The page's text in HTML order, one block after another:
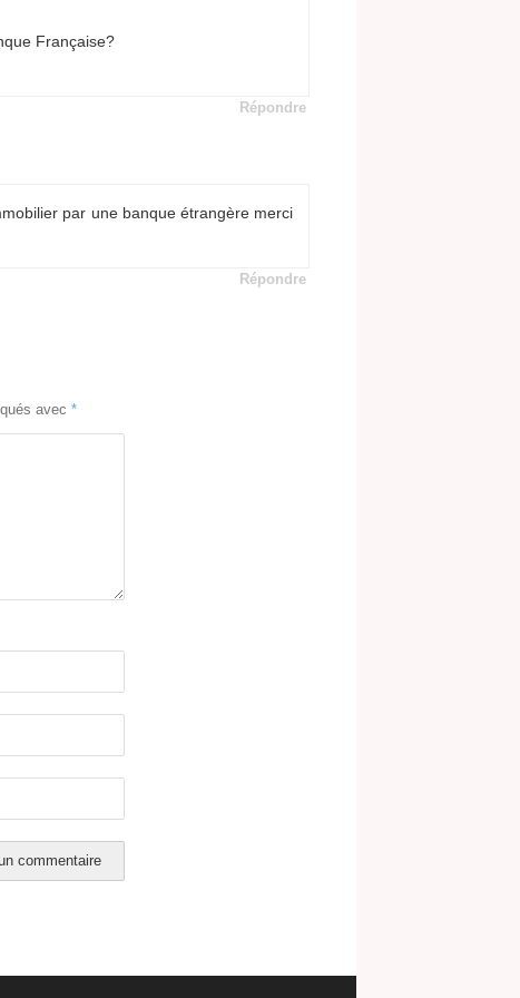
Française?
Répondre
par une banque étrangère merci
Répondre
avec *